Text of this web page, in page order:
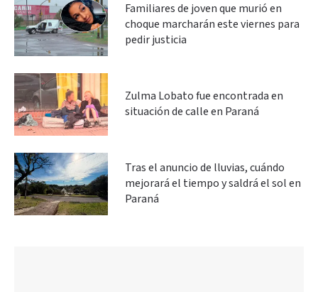
Familiares de joven que murió en
choque marcharán este viernes para
pedir justicia
Zulma Lobato fue encontrada en
situación de calle en Paraná
Tras el anuncio de lluvias, cuándo
mejorará el tiempo y saldrá el sol en
Paraná